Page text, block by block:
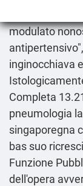
modulato
inginocchiava
Completa
pneumologia
singaporegna
bas suo
Funzione
dell'opera